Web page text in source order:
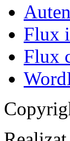
Flux
Flux